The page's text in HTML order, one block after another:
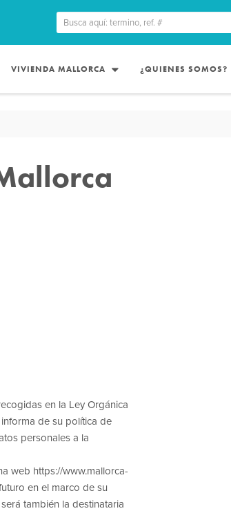
VIVIENDA MALLORCA ¿QUIENES SOMOS?
en la Ley Orgánica
de su política de
personales a la
web https://www.mallorca-
en el marco de su
también la destinataria